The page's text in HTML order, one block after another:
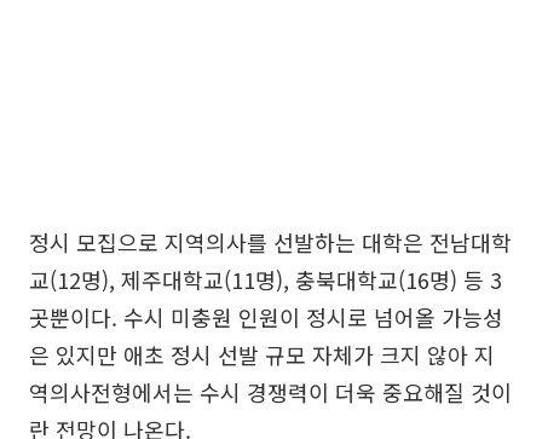
정시 모집으로 지역의사를 선발하는 대학은 전남대학
교(12명), 제주대학교(11명), 충북대학교(16명) 등 3
곳뿐이다. 수시 미충원 인원이 정시로 넘어올 가능성
은 있지만 애초 정시 선발 규모 자체가 크지 않아 지
역의사전형에서는 수시 경쟁력이 더욱 중요해질 것이
란 전망이 나온다.